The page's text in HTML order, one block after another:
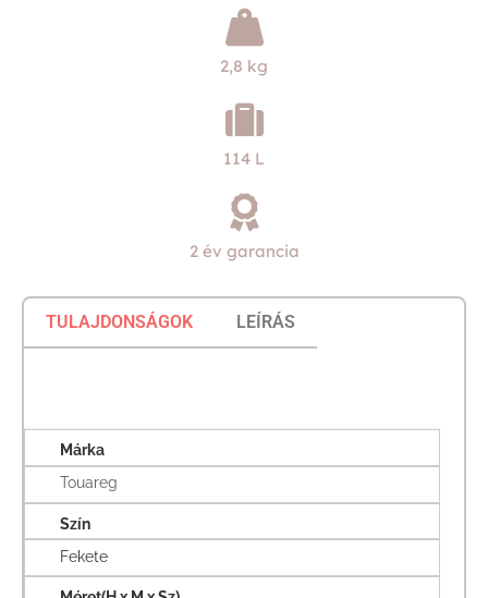
2,8 kg
114 L
2 év garancia
TULAJDONSÁGOK LEÍRÁS
Márka
Touareg
Szín
Fekete